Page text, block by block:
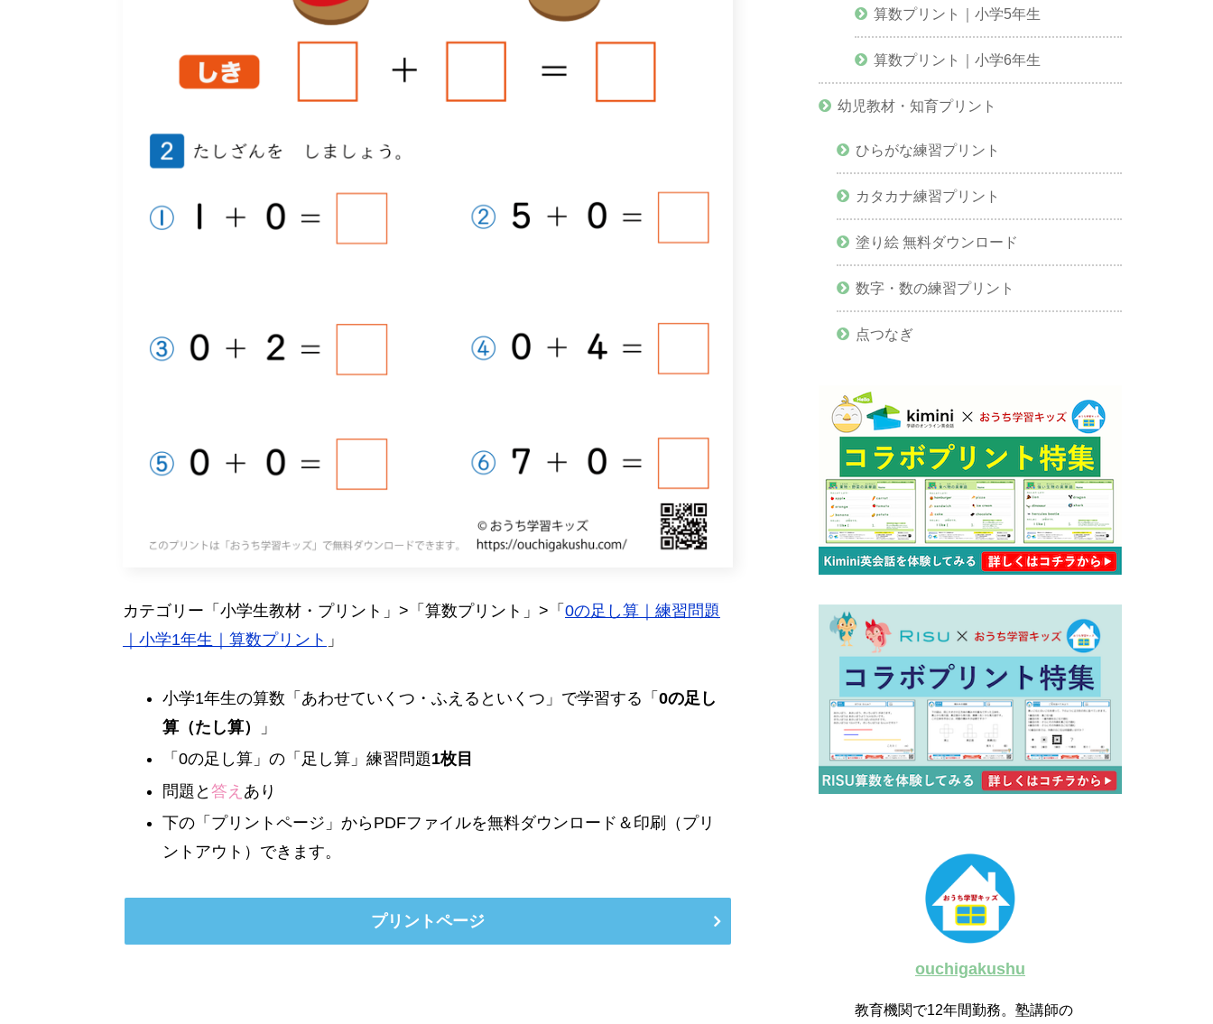
カテゴリー「小学生教材・プリント」>「算数プリント」>「 0の足し算｜練習問題
｜小学1年生｜算数プリント 」
小学1年生の算数「あわせていくつ・ふえるといくつ」で学習する「 0の足し
算（たし算）
」
「0の足し算」の「足し算」練習問題1枚目
問題と 答え あり
下の「プリントページ」からPDFファイルを無料ダウンロード＆印刷（プリ
ントアウト）できます。
プリントページ
算数プリント｜小学5年生
算数プリント｜小学6年生
幼児教材・知育プリント
ひらがな練習プリント
カタカナ練習プリント
塗り絵 無料ダウンロード
数字・数の練習プリント
点つなぎ
ouchigakushu
教育機関で12年間勤務。塾講師の